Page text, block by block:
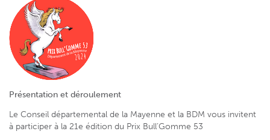
Présentation et déroulement
Le Conseil départemental de la Mayenne et la BDM vous invitent
à participer à la 21e édition du Prix Bull’Gomme 53